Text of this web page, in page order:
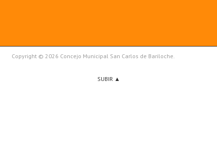
Copyright © 2026 Concejo Municipal San Carlos de Bariloche.
SUBIR ▲